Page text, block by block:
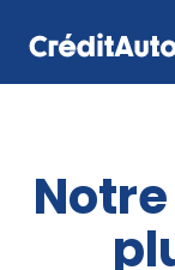
Comment
Nous joindre